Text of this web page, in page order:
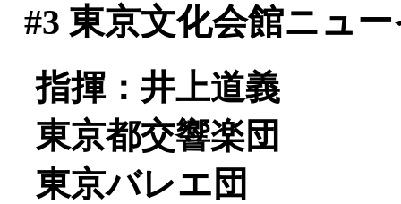
#3 東京文化会館ニュ
指揮：井上道義
東京都交響楽団
東京バレエ団